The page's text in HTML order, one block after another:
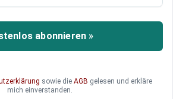
mehr zur
Präsident Francois Hollande
dem ESM endlich das Prinzip
ad acta gelegt worden ist.
abonnieren »
sowie die AGB gelesen und erkläre
mich einverstanden.